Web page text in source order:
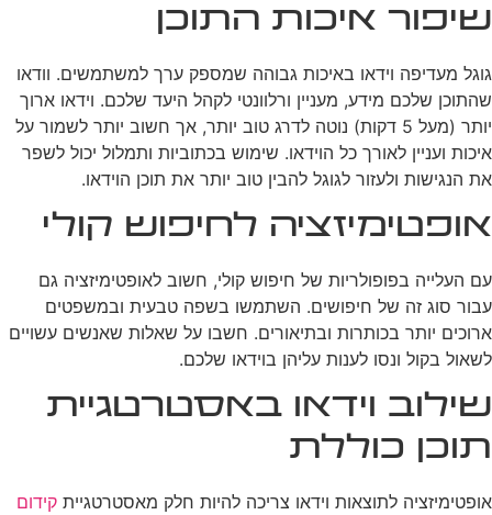
שיפור איכות התוכן
גוגל מעדיפה וידאו באיכות גבוהה שמספק ערך למשתמשים. וודאו
שהתוכן שלכם מידע, מעניין ורלוונטי לקהל היעד שלכם. וידאו ארוך
יותר (מעל 5 דקות) נוטה לדרג טוב יותר, אך חשוב יותר לשמור על
איכות ועניין לאורך כל הוידאו. שימוש בכתוביות ותמלול יכול לשפר
את הנגישות ולעזור לגוגל להבין טוב יותר את תוכן הוידאו.
אופטימיזציה לחיפוש קולי
עם העלייה בפופולריות של חיפוש קולי, חשוב לאופטימיזציה גם
עבור סוג זה של חיפושים. השתמשו בשפה טבעית ובמשפטים
ארוכים יותר בכותרות ובתיאורים. חשבו על שאלות שאנשים עשויים
לשאול בקול ונסו לענות עליהן בוידאו שלכם.
שילוב וידאו באסטרטגיית
תוכן כוללת
אופטימיזציה לתוצאות וידאו צריכה להיות חלק מאסטרטגיית קידום